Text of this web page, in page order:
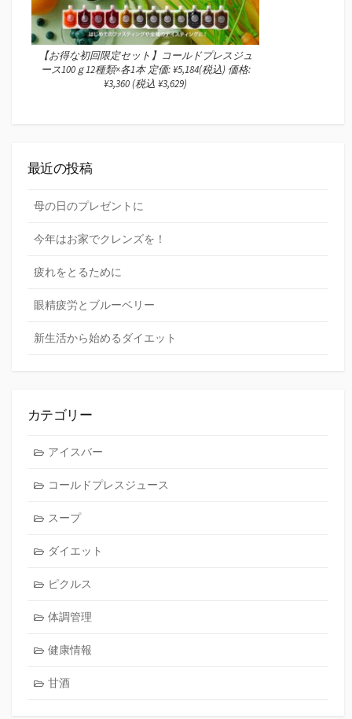
【お得な初回限定セット】コールドプレスジュ
ース100ｇ12種類×各1本 定価: ¥5,184(税込) 価格:
¥3,360 (税込 ¥3,629)
最近の投稿
母の日のプレゼントに
今年はお家でクレンズを！
疲れをとるために
眼精疲労とブルーベリー
新生活から始めるダイエット
カテゴリー
アイスバー
コールドプレスジュース
スープ
ダイエット
ピクルス
体調管理
健康情報
甘酒